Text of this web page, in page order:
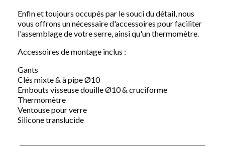
Enfin et toujours occupés par le souci du détail, nous
vous offrons un nécessaire d'accessoires pour faciliter
l'assemblage de votre serre, ainsi qu'un thermomètre.
Accessoires de montage inclus :
Gants
Clés mixte & à pipe Ø10
Embouts visseuse douille Ø10 & cruciforme
Thermomètre
Ventouse pour verre
Silicone translucide